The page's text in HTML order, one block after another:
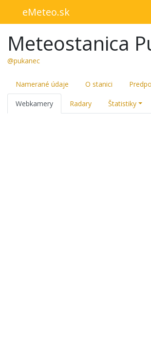
eMeteo.sk
Meteostanica
@pukanec
Namerané údaje O stanici
Webkamery Radary Štatistiky